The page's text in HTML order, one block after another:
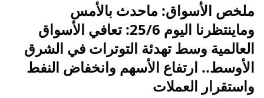
ملخص الأسواق: ماحدث بالأمس
وماينتظرنا اليوم 25/6: تعافي الأسواق
العالمية وسط تهدئة التوترات في الشرق
الأوسط.. ارتفاع الأسهم وانخفاض النفط
واستقرار العملات